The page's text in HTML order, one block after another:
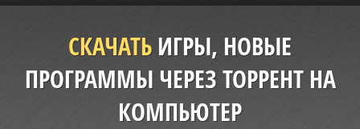
СКАЧАТЬИГРЫ, НОВЫЕ
ПРОГРАММЫ ЧЕРЕЗ ТОРРЕНТ НА
КОМПЬЮТЕР